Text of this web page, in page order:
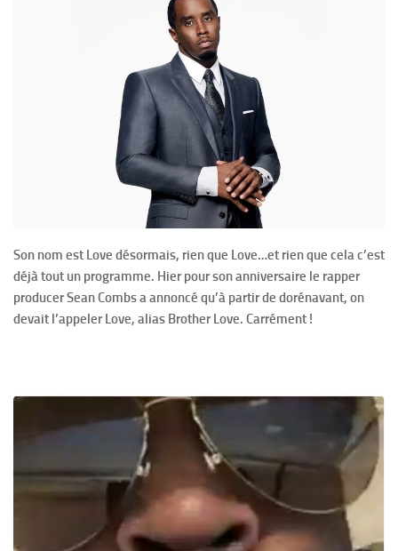
Son nom est Love désormais, rien que Love…et rien que cela c’est
déjà tout un programme. Hier pour son anniversaire le rapper
producer Sean Combs a annoncé qu’à partir de dorénavant, on
devait l’appeler Love, alias Brother Love. Carrément !